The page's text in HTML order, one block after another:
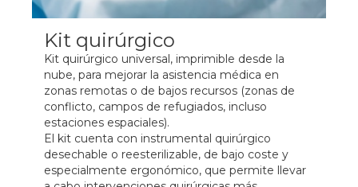
Kit quirúrgico
Kit quirúrgico universal, imprimible desde la
nube, para mejorar la asistencia médica en
zonas remotas o de bajos recursos (zonas de
conflicto, campos de refugiados, incluso
estaciones espaciales).
El kit cuenta con instrumental quirúrgico
desechable o reesterilizable, de bajo coste y
especialmente ergonómico, que permite llevar